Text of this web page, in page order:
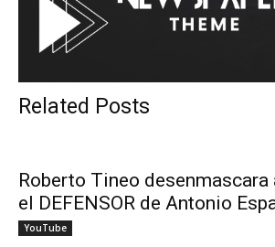
Related Posts
Roberto Tineo desenmascara
el DEFENSOR de Antonio
YouTube